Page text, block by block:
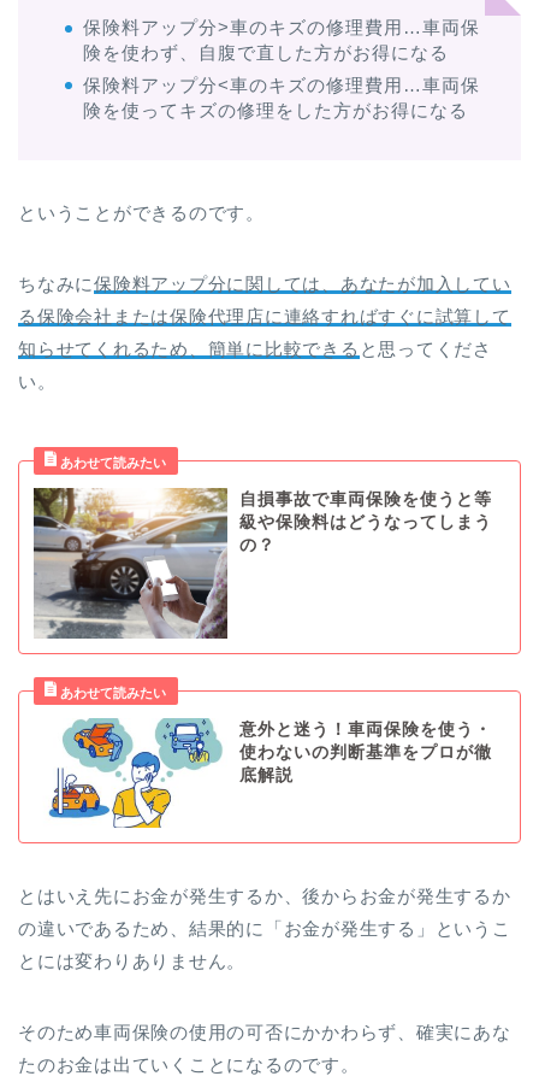
保険料アップ分>車のキズの修理費用…車両保
険を使わず、自腹で直した方がお得になる
保険料アップ分<車のキズの修理費用…車両保
険を使ってキズの修理をした方がお得になる
ということができるのです。
ちなみに保険料アップ分に関しては、あなたが加入してい
る保険会社または保険代理店に連絡すればすぐに試算して
知らせてくれるため、簡単に比較できる と思ってくださ
い。
自損事故で車両保険を使うと等
級や保険料はどうなってしまう
の？
意外と迷う！車両保険を使う・
使わないの判断基準をプロが徹
底解説
とはいえ先にお金が発生するか、後からお金が発生するか
の違いであるため、結果的に「お金が発生する」というこ
とには変わりありません。
そのため車両保険の使用の可否にかかわらず、確実にあな
たのお金は出ていくことになるのです。